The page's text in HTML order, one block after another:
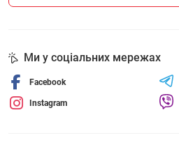
Ми у соціальних мережах
Facebook
Instagram